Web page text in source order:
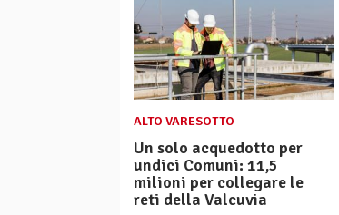
ALTO VARESOTTO
Un solo acquedotto per
undici Comuni: 11,5
milioni per collegare le
reti della Valcuvia